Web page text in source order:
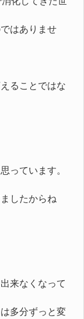
はありませ
ることではな
っています。
したからね
来なくなって
多分ずっと変